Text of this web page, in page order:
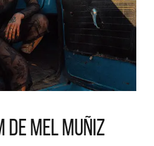
de Mel Muñiz